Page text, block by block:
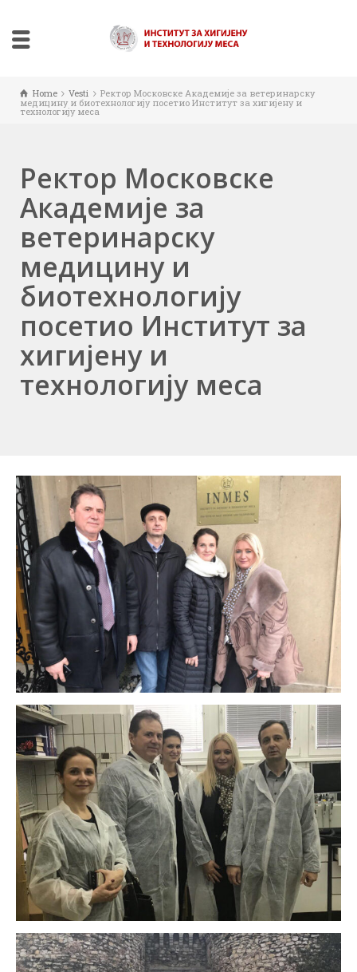
Home Vesti
Ректор Московске Академије за ветеринарску
медицину и биотехнологију посетио Институт за хигијену и
технологију меса
Ректор Московске
Академије за
ветеринарску
медицину и
биотехнологију
посетио Институт за
хигијену и
технологију меса